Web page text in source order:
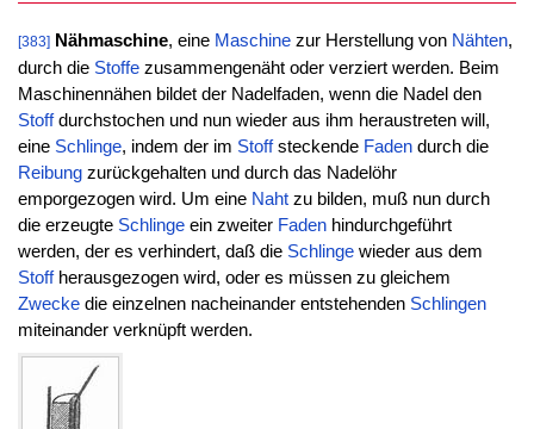
[383] Nähmaschine, eine Maschinezur Herstellung von Nähten,
durch die Stoffezusammengenäht oder verziert werden. Beim
Maschinennähen bildet der Nadelfaden, wenn die Nadel den
Stoffdurchstochen und nun wieder aus ihm heraustreten will,
eine Schlinge, indem der im Stoffsteckende Fadendurch die
Reibungzurückgehalten und durch das Nadelöhr
emporgezogen wird. Um eine Nahtzu bilden, muß nun durch
die erzeugte Schlingeein zweiter Fadenhindurchgeführt
werden, der es verhindert, daß die Schlingewieder aus dem
Stoffherausgezogen wird, oder es müssen zu gleichem
Zweckedie einzelnen nacheinander entstehenden Schlingen
miteinander verknüpft werden.